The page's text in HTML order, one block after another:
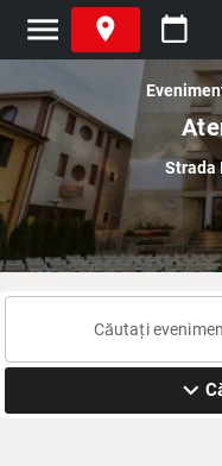
menu place calendar_today
Strada
expand_more